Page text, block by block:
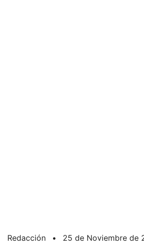
Redacción • 25 de Noviembre de